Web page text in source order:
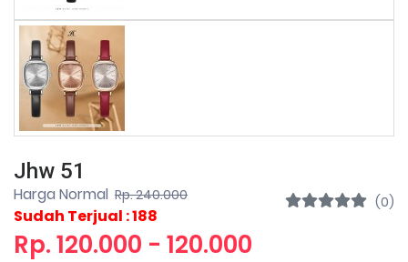
Jhw 51
Harga Normal Rp. 240.000
Sudah Terjual : 188
Rp. 120.000 - 120.000
(0)